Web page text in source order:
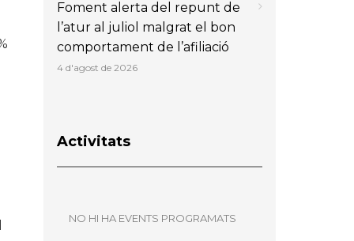
Foment alerta del repunt de
l’atur al juliol malgrat el bon
comportament de l’afiliació
4 d'agost de 2026
Activitats
NO HI HA EVENTS PROGRAMATS